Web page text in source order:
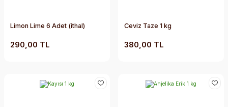
Limon Lime 6 Adet (ithal)
290,00 TL
Ceviz Taze 1 kg
380,00 TL